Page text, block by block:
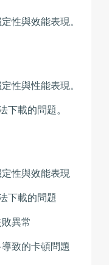
性與效能表現。
性與性能表現。
下載的問題。
性與效能表現
下載的問題
異常
致的卡頓問題